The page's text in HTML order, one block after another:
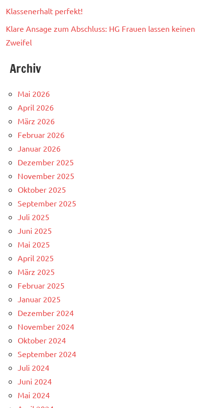
Klassenerhalt perfekt!
Klare Ansage zum Abschluss: HG Frauen lassen keinen
Zweifel
Archiv
Mai 2026
April 2026
März 2026
Februar 2026
Januar 2026
Dezember 2025
November 2025
Oktober 2025
September 2025
Juli 2025
Juni 2025
Mai 2025
April 2025
März 2025
Februar 2025
Januar 2025
Dezember 2024
November 2024
Oktober 2024
September 2024
Juli 2024
Juni 2024
Mai 2024